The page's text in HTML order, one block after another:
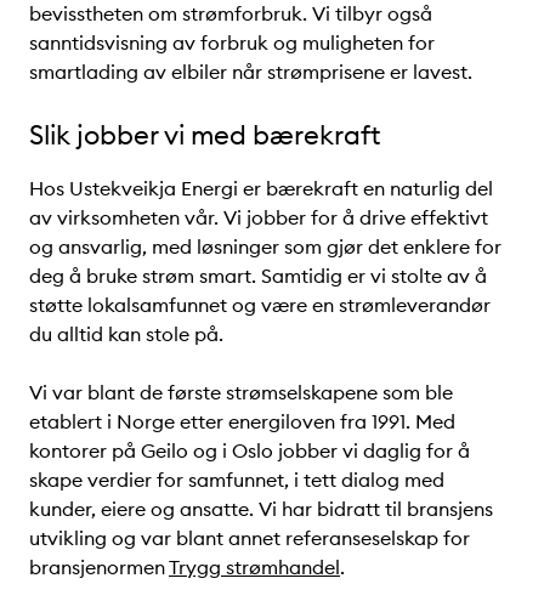
bevisstheten om strømforbruk. Vi tilbyr også
sanntidsvisning av forbruk og muligheten for
smartlading av elbiler når strømprisene er lavest.
Slik jobber vi med bærekraft
Hos Ustekveikja Energi er bærekraft en naturlig del
av virksomheten vår. Vi jobber for å drive effektivt
og ansvarlig, med løsninger som gjør det enklere for
deg å bruke strøm smart. Samtidig er vi stolte av å
støtte lokalsamfunnet og være en strømleverandør
du alltid kan stole på.
Vi var blant de første strømselskapene som ble
etablert i Norge etter energiloven fra 1991. Med
kontorer på Geilo og i Oslo jobber vi daglig for å
skape verdier for samfunnet, i tett dialog med
kunder, eiere og ansatte. Vi har bidratt til bransjens
utvikling og var blant annet referanseselskap for
bransjenormenTrygg strømhandel.